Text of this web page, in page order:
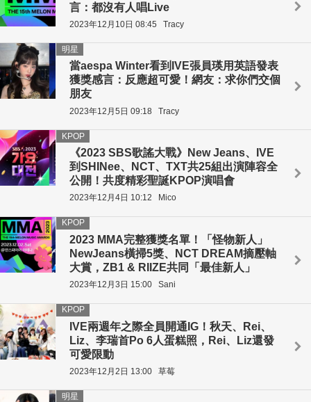
言：都沒有人唱Live
2023年12月10日 08:45 Tracy
當aespa Winter看到IVE張員瑛用英語發表
獲獎感言：反應超可愛！網友：求你們交個
朋友
明星
2023年12月5日 09:18 Tracy
《2023 SBS歌謠大戰》New Jeans、IVE
到SHINee、NCT、TXT共25組出演陣容全
公開！共度精彩聖誕KPOP演唱會
KPOP
2023年12月4日 10:12 Mico
2023 MMA完整獲獎名單！「怪物新人」
NewJeans橫掃5獎、NCT DREAM摘壓軸
大賞，ZB1 & RIIZE共同「最佳新人」
KPOP
2023年12月3日 15:00 Sani
IVE兩週年之際全員開通IG！秋天、Rei、
Liz、李瑞首Po 6人蛋糕照，Rei、Liz還發
可愛限動
KPOP
2023年12月2日 13:00 草莓
明星